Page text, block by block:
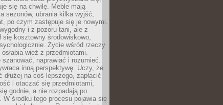
się na chwilę. Meble mają
sezonów, ubrania kilka wyjść,
po czym zastępuje się je nowymi.
i z pozoru tani, ale z
się kosztowny środowiskowo,
Życie wśród rzeczy
więź z przedmiotami.
szanować, naprawiać i rozumieć.
inną perspektywę. Uczy, że
dłużej na coś lepszego, zapłacić
i otaczać się przedmiotami,
godnie, a nie rozpadają po
W środku tego procesu pojawia się